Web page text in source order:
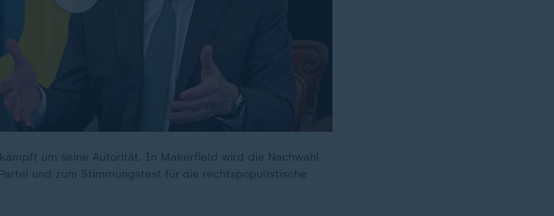
um seine Autorität. In Makerfield wird die Nachwahl
und zum Stimmungstest für die rechtspopulistische